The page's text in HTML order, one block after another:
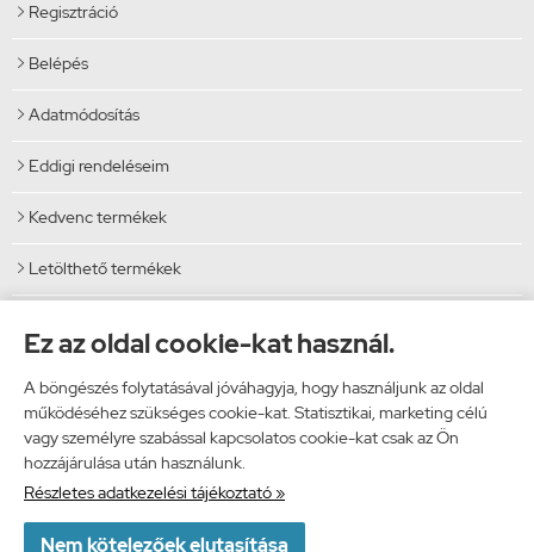
Ez az oldal cookie-kat használ.
A böngészés folytatásával jóváhagyja, hogy használjunk az oldal
működéséhez szükséges cookie-kat. Statisztikai, marketing célú
vagy személyre szabással kapcsolatos cookie-kat csak az Ön
hozzájárulása után használunk.
Részletes adatkezelési tájékoztató »
Nem kötelezőek elutasítása
 Regisztráció
 Belépés
 Adatmódosítás
 Eddigi rendeléseim
 Kedvenc termékek
 Letölthető termékek
Elérhetőségek
9024 Győr, Malomszéki utca 5.
Telefon: 06 96 444 600
E-mail: info@vibi.hu
Facebook